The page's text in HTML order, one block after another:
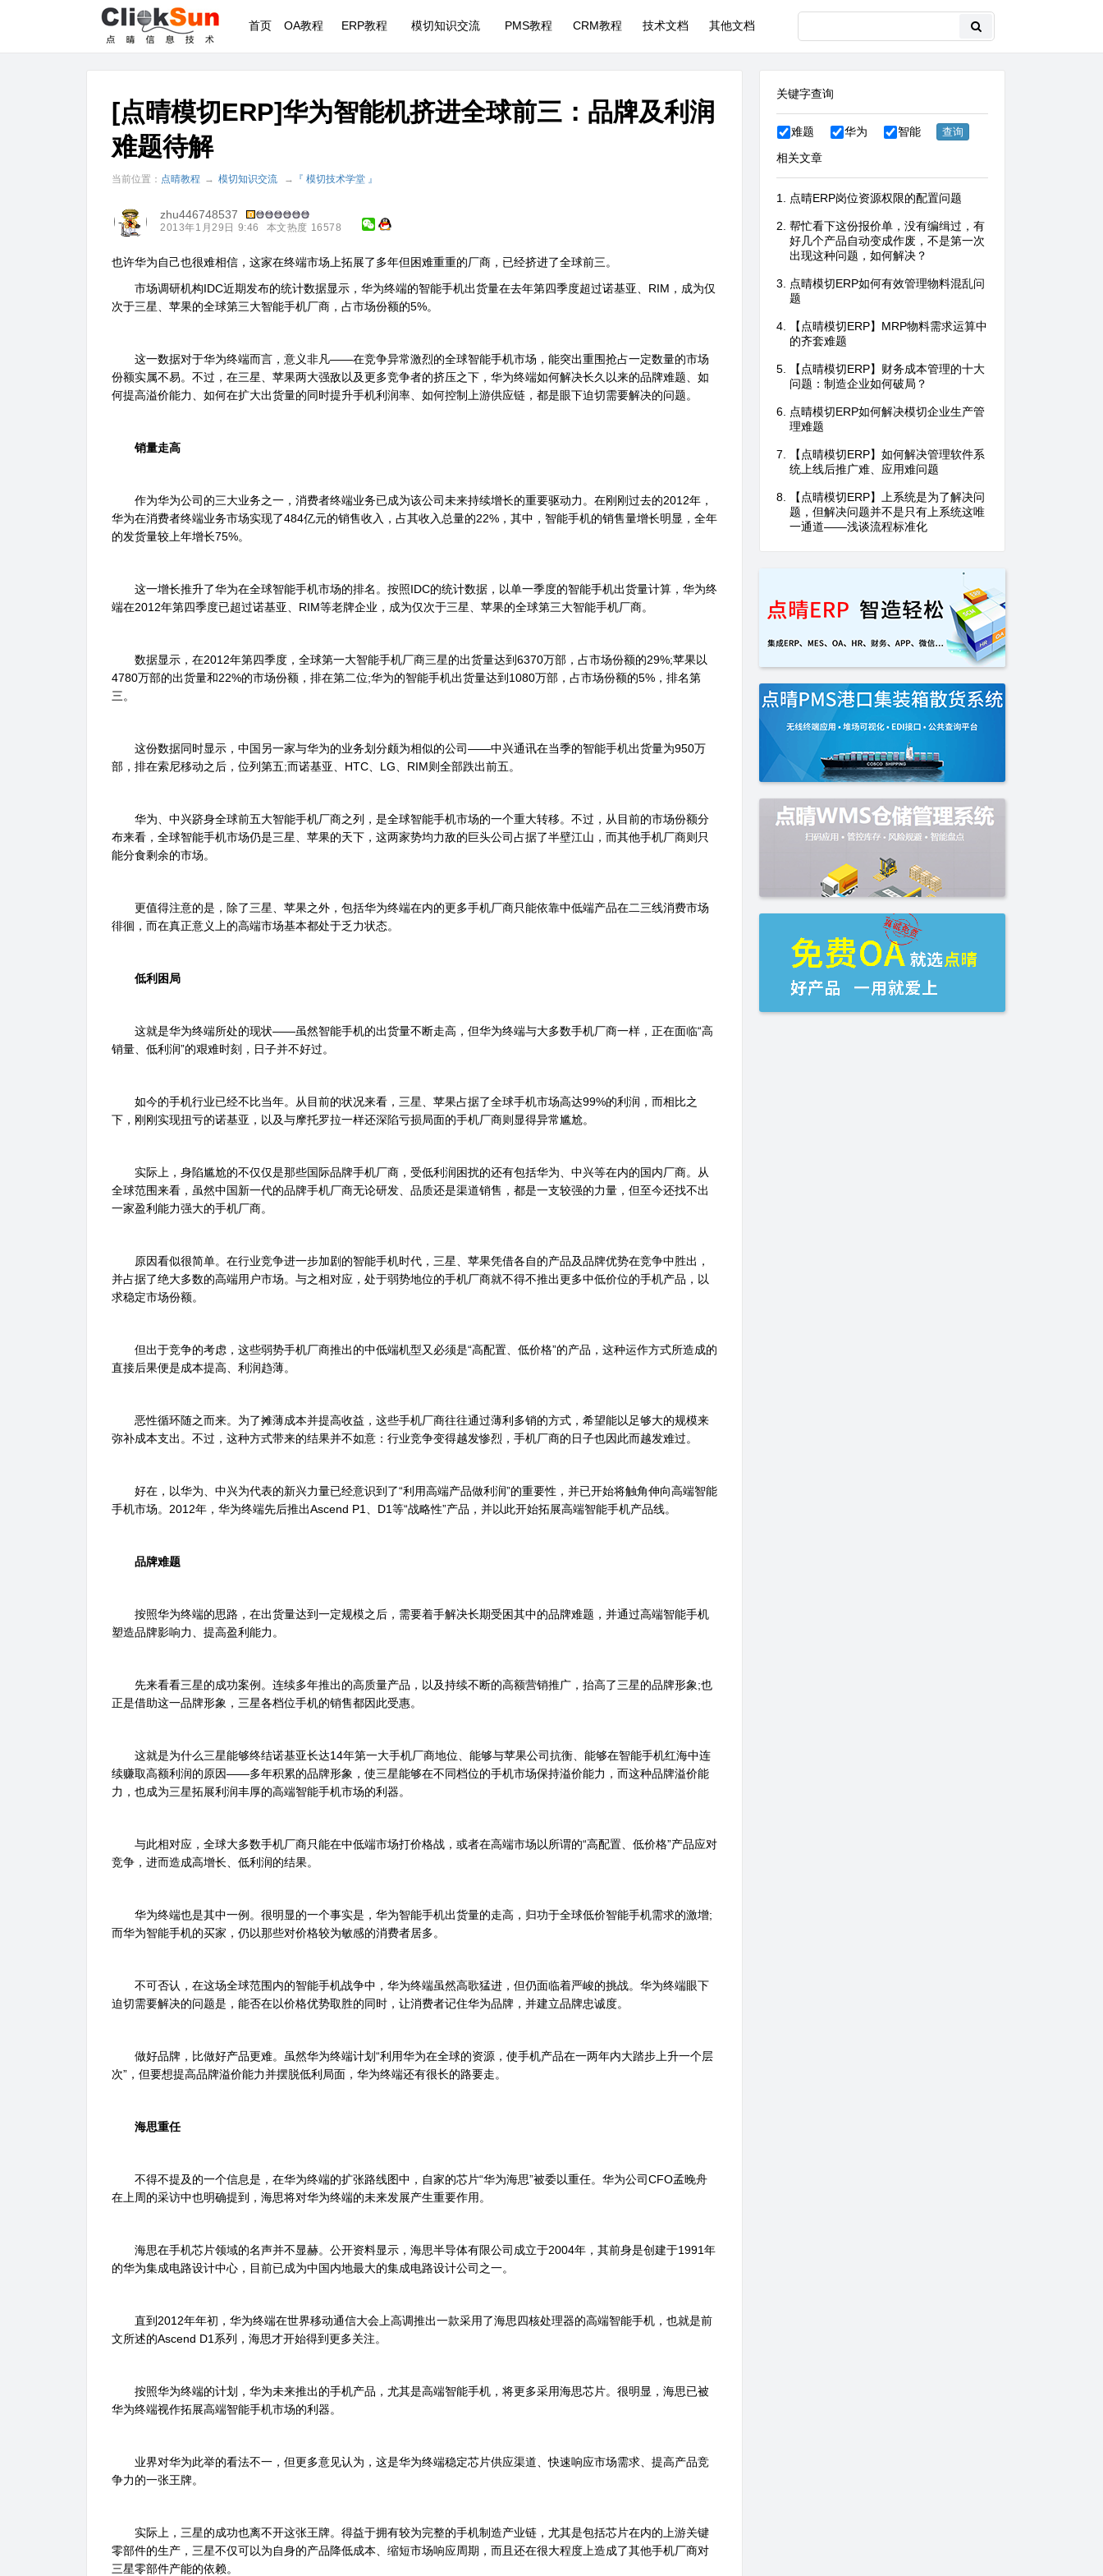
首页 OA教程 ERP教程 模切知识交流 PMS教程 CRM教程 技术文档 其他文档
[点晴模切ERP]华为智能机挤进全球前三：品牌及利润
难题待解
当前位置： 点晴教程 → 模切知识交流 → 『 模切技术学堂 』
zhu446748537
2013年1月29日 9:46 本文热度 16578
也许华为自己也很难相信，这家在终端市场上拓展了多年但困难重重的厂商，已经挤进了全球前三。
市场调研机构IDC近期发布的统计数据显示，华为终端的智能手机出货量在去年第四季度超过诺基亚、RIM，成为仅
次于三星、苹果的全球第三大智能手机厂商，占市场份额的5%。
这一数据对于华为终端而言，意义非凡――在竞争异常激烈的全球智能手机市场，能突出重围抢占一定数量的市场
份额实属不易。不过，在三星、苹果两大强敌以及更多竞争者的挤压之下，华为终端如何解决长久以来的品牌难题、如
何提高溢价能力、如何在扩大出货量的同时提升手机利润率、如何控制上游供应链，都是眼下迫切需要解决的问题。
销量走高
作为华为公司的三大业务之一，消费者终端业务已成为该公司未来持续增长的重要驱动力。在刚刚过去的2012年，
华为在消费者终端业务市场实现了484亿元的销售收入，占其收入总量的22%，其中，智能手机的销售量增长明显，全年
的发货量较上年增长75%。
这一增长推升了华为在全球智能手机市场的排名。按照IDC的统计数据，以单一季度的智能手机出货量计算，华为终
端在2012年第四季度已超过诺基亚、RIM等老牌企业，成为仅次于三星、苹果的全球第三大智能手机厂商。
数据显示，在2012年第四季度，全球第一大智能手机厂商三星的出货量达到6370万部，占市场份额的29%;苹果以
4780万部的出货量和22%的市场份额，排在第二位;华为的智能手机出货量达到1080万部，占市场份额的5%，排名第
三。
这份数据同时显示，中国另一家与华为的业务划分颇为相似的公司――中兴通讯在当季的智能手机出货量为950万
部，排在索尼移动之后，位列第五;而诺基亚、HTC、LG、RIM则全部跌出前五。
华为、中兴跻身全球前五大智能手机厂商之列，是全球智能手机市场的一个重大转移。不过，从目前的市场份额分
布来看，全球智能手机市场仍是三星、苹果的天下，这两家势均力敌的巨头公司占据了半壁江山，而其他手机厂商则只
能分食剩余的市场。
更值得注意的是，除了三星、苹果之外，包括华为终端在内的更多手机厂商只能依靠中低端产品在二三线消费市场
徘徊，而在真正意义上的高端市场基本都处于乏力状态。
低利困局
这就是华为终端所处的现状――虽然智能手机的出货量不断走高，但华为终端与大多数手机厂商一样，正在面临“高
销量、低利润”的艰难时刻，日子并不好过。
如今的手机行业已经不比当年。从目前的状况来看，三星、苹果占据了全球手机市场高达99%的利润，而相比之
下，刚刚实现扭亏的诺基亚，以及与摩托罗拉一样还深陷亏损局面的手机厂商则显得异常尴尬。
实际上，身陷尴尬的不仅仅是那些国际品牌手机厂商，受低利润困扰的还有包括华为、中兴等在内的国内厂商。从
全球范围来看，虽然中国新一代的品牌手机厂商无论研发、品质还是渠道销售，都是一支较强的力量，但至今还找不出
一家盈利能力强大的手机厂商。
原因看似很简单。在行业竞争进一步加剧的智能手机时代，三星、苹果凭借各自的产品及品牌优势在竞争中胜出，
并占据了绝大多数的高端用户市场。与之相对应，处于弱势地位的手机厂商就不得不推出更多中低价位的手机产品，以
求稳定市场份额。
但出于竞争的考虑，这些弱势手机厂商推出的中低端机型又必须是“高配置、低价格”的产品，这种运作方式所造成的
直接后果便是成本提高、利润趋薄。
恶性循环随之而来。为了摊薄成本并提高收益，这些手机厂商往往通过薄利多销的方式，希望能以足够大的规模来
弥补成本支出。不过，这种方式带来的结果并不如意：行业竞争变得越发惨烈，手机厂商的日子也因此而越发难过。
好在，以华为、中兴为代表的新兴力量已经意识到了“利用高端产品做利润”的重要性，并已开始将触角伸向高端智能
手机市场。2012年，华为终端先后推出Ascend P1、D1等“战略性”产品，并以此开始拓展高端智能手机产品线。
品牌难题
按照华为终端的思路，在出货量达到一定规模之后，需要着手解决长期受困其中的品牌难题，并通过高端智能手机
塑造品牌影响力、提高盈利能力。
先来看看三星的成功案例。连续多年推出的高质量产品，以及持续不断的高额营销推广，抬高了三星的品牌形象;也
正是借助这一品牌形象，三星各档位手机的销售都因此受惠。
这就是为什么三星能够终结诺基亚长达14年第一大手机厂商地位、能够与苹果公司抗衡、能够在智能手机红海中连
续赚取高额利润的原因――多年积累的品牌形象，使三星能够在不同档位的手机市场保持溢价能力，而这种品牌溢价能
力，也成为三星拓展利润丰厚的高端智能手机市场的利器。
与此相对应，全球大多数手机厂商只能在中低端市场打价格战，或者在高端市场以所谓的“高配置、低价格”产品应对
竞争，进而造成高增长、低利润的结果。
华为终端也是其中一例。很明显的一个事实是，华为智能手机出货量的走高，归功于全球低价智能手机需求的激增;
而华为智能手机的买家，仍以那些对价格较为敏感的消费者居多。
不可否认，在这场全球范围内的智能手机战争中，华为终端虽然高歌猛进，但仍面临着严峻的挑战。华为终端眼下
迫切需要解决的问题是，能否在以价格优势取胜的同时，让消费者记住华为品牌，并建立品牌忠诚度。
做好品牌，比做好产品更难。虽然华为终端计划“利用华为在全球的资源，使手机产品在一两年内大踏步上升一个层
次”，但要想提高品牌溢价能力并摆脱低利局面，华为终端还有很长的路要走。
海思重任
不得不提及的一个信息是，在华为终端的扩张路线图中，自家的芯片“华为海思”被委以重任。华为公司CFO孟晚舟
在上周的采访中也明确提到，海思将对华为终端的未来发展产生重要作用。
海思在手机芯片领域的名声并不显赫。公开资料显示，海思半导体有限公司成立于2004年，其前身是创建于1991年
的华为集成电路设计中心，目前已成为中国内地最大的集成电路设计公司之一。
直到2012年年初，华为终端在世界移动通信大会上高调推出一款采用了海思四核处理器的高端智能手机，也就是前
文所述的Ascend D1系列，海思才开始得到更多关注。
按照华为终端的计划，华为未来推出的手机产品，尤其是高端智能手机，将更多采用海思芯片。很明显，海思已被
华为终端视作拓展高端智能手机市场的利器。
业界对华为此举的看法不一，但更多意见认为，这是华为终端稳定芯片供应渠道、快速响应市场需求、提高产品竞
争力的一张王牌。
实际上，三星的成功也离不开这张王牌。得益于拥有较为完整的手机制造产业链，尤其是包括芯片在内的上游关键
零部件的生产，三星不仅可以为自身的产品降低成本、缩短市场响应周期，而且还在很大程度上造成了其他手机厂商对
三星零部件产能的依赖。
关键字查询
难题 华为 智能
相关文章
点晴ERP岗位资源权限的配置问题
帮忙看下这份报价单，没有编缉过，有
好几个产品自动变成作废，不是第一次
出现这种问题，如何解决？
点晴模切ERP如何有效管理物料混乱问
题
【点晴模切ERP】MRP物料需求运算中
的齐套难题
【点晴模切ERP】财务成本管理的十大
问题：制造企业如何破局？
点晴模切ERP如何解决模切企业生产管
理难题
【点晴模切ERP】如何解决管理软件系
统上线后推广难、应用难问题
【点晴模切ERP】上系统是为了解决问
题，但解决问题并不是只有上系统这唯
一通道——浅谈流程标准化